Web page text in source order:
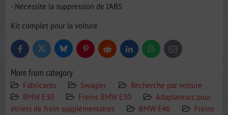
- Nécessite la suppression de l'ABS
Kit complet pour la voiture
FacebookTwitter BlueskyPinterestReddit LinkedInWhatsApp
E-
mail
More from category
Fabricants Swagier
Recherche par voiture
BMW E30
Freins BMW E30
Adaptateurs pour
étriers de frein supplémentaires
BMW E46
Freins